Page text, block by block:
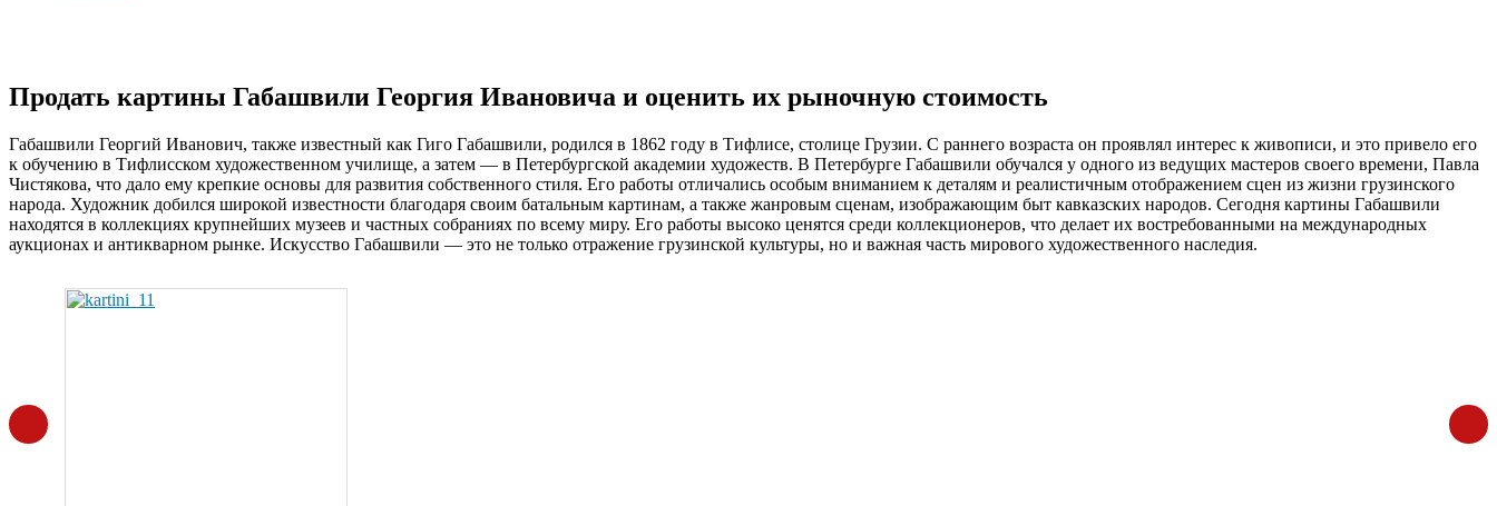
Продать картины Габашвили Георгия Ивановича и оценить их рыночную стоимость
Габашвили Георгий Иванович, также известный как Гиго Габашвили, родился в 1862 году в Тифлисе, столице Грузии. С раннего возраста он проявлял интерес к живописи, и это привело его
к обучению в Тифлисском художественном училище, а затем — в Петербургской академии художеств. В Петербурге Габашвили обучался у одного из ведущих мастеров своего времени, Павла
Чистякова, что дало ему крепкие основы для развития собственного стиля. Его работы отличались особым вниманием к деталям и реалистичным отображением сцен из жизни грузинского
народа. Художник добился широкой известности благодаря своим батальным картинам, а также жанровым сценам, изображающим быт кавказских народов. Сегодня картины Габашвили
находятся в коллекциях крупнейших музеев и частных собраниях по всему миру. Его работы высоко ценятся среди коллекционеров, что делает их востребованными на международных
аукционах и антикварном рынке. Искусство Габашвили — это не только отражение грузинской культуры, но и важная часть мирового художественного наследия.